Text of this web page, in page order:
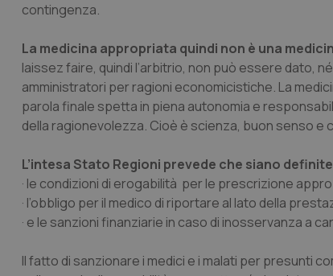
contingenza.
La medicina appropriata quindi non è una
laissez faire, quindi l’arbitrio, non può essere dato,
amministratori per ragioni economicistiche. La
parola finale spetta in piena autonomia e
della ragionevolezza. Cioè è scienza, buon senso e
L’intesa Stato Regioni prevede che siano
· le condizioni di erogabilità per le prescrizione
· l’obbligo per il medico di riportare al lato della
· e le sanzioni finanziarie in caso di inosservanza a
Il fatto di sanzionare i medici e i malati per presunti